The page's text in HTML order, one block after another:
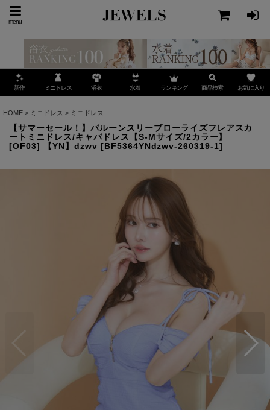
menu
新作 ミニドレス 浴衣 水着 ランキング 商品検索 お気に入り
HOME > ミニドレス > ミニドレス
【サマーセール！】バルーンスリーブローライズフレアスカ
ートミニドレス/キャバドレス【S-Mサイズ/2カラー】
[OF03] 【YN】dzwv [BF5364YNdzwv-260319-1]